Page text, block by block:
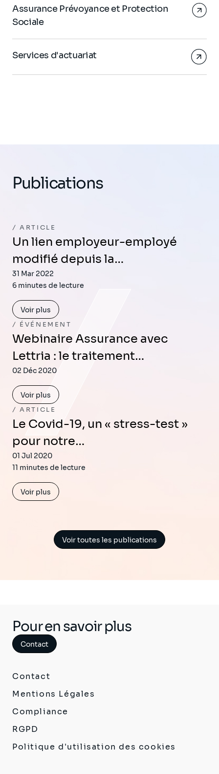
Assurance Prévoyance et Protection
Sociale
Services d'actuariat
Publications
ARTICLE
Un lien employeur-employé
modifié depuis la…
31 Mar 2022
6 minutes de lecture
Voir plus
ÉVÉNEMENT
Webinaire Assurance avec
Lettria : le traitement…
02 Déc 2020
Voir plus
ARTICLE
Le Covid-19, un « stress-test »
pour notre…
01 Jul 2020
11 minutes de lecture
Voir plus
Voir toutes les publications
Pour en savoir plus
Contact
Contact
Mentions Légales
Compliance
RGPD
Politique d'utilisation des cookies